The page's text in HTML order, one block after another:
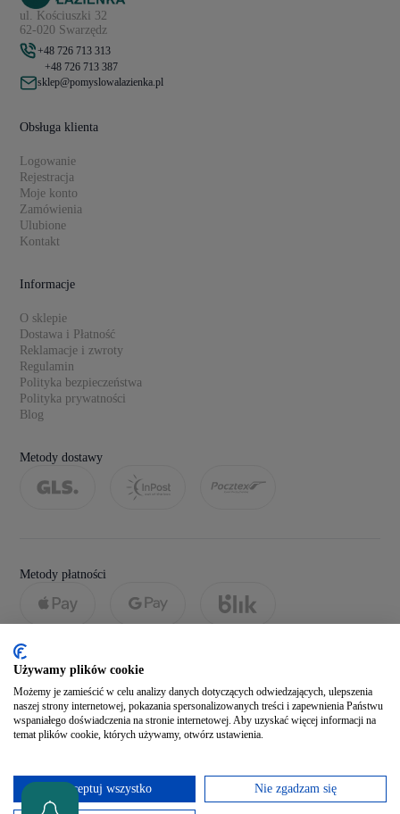
ul. Kościuszki 32
62-020 Swarzędz
+48 726 713 313
+48 726 713 387
sklep@pomyslowalazienka.pl
Obsługa klienta
Logowanie
Rejestracja
Moje konto
Zamówienia
Ulubione
Kontakt
Informacje
O sklepie
Dostawa i Płatność
Reklamacje i zwroty
Regulamin
Polityka bezpieczeństwa
Polityka prywatności
Blog
Metody dostawy
Metody płatności
Social media
Zobacz naszego Facebooka
Używamy plików cookie
Możemy je zamieścić w celu analizy danych dotyczących odwiedzających, ulepszenia
naszej strony internetowej, pokazania spersonalizowanych treści i zapewnienia Państwu
wspaniałego doświadczenia na stronie internetowej. Aby uzyskać więcej informacji na
temat plików cookie, których używamy, otwórz ustawienia.
Akceptuj wszystko Nie zgadzam się